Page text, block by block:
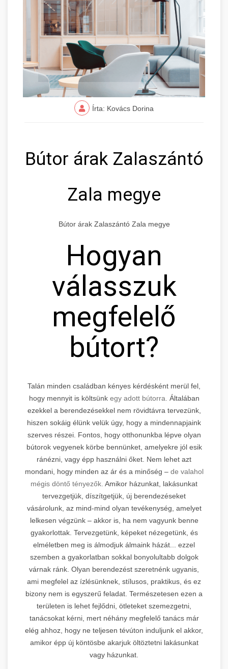
Írta: Kovács Dorina
Bútor árak Zalaszántó
Zala megye
Bútor árak Zalaszántó Zala megye
Hogyan
válasszuk
megfelelő
bútort?
Talán minden családban kényes kérdésként merül fel,
hogy mennyit is költsünkegy adott bútorra. Általában
ezekkel a berendezésekkel nem rövidtávra tervezünk,
hiszen sokáig élünk velük úgy, hogy a mindennapjaink
szerves részei. Fontos, hogy otthonunkba lépve olyan
bútorok vegyenek körbe bennünket, amelyekre jól esik
ránézni, vagy épp használni őket. Nem lehet azt
mondani, hogy minden az ár és a minőség – de valahol
mégis döntő tényezők. Amikor házunkat, lakásunkat
tervezgetjük, díszítgetjük, új berendezéseket
vásárolunk, az mind-mind olyan tevékenység, amelyet
lelkesen végzünk – akkor is, ha nem vagyunk benne
gyakorlottak. Tervezgetünk, képeket nézegetünk, és
elméletben meg is álmodjuk álmaink házát... ezzel
szemben a gyakorlatban sokkal bonyolultabb dolgok
várnak ránk. Olyan berendezést szeretnénk ugyanis,
ami megfelel az ízlésünknek, stílusos, praktikus, és ez
bizony nem is egyszerű feladat. Természetesen ezen a
területen is lehet fejlődni, ötleteket szemezgetni,
tanácsokat kérni, mert néhány megfelelő tanács már
elég ahhoz, hogy ne teljesen tévúton induljunk el akkor,
amikor épp új köntösbe akarjuk öltöztetni lakásunkat
vagy házunkat.